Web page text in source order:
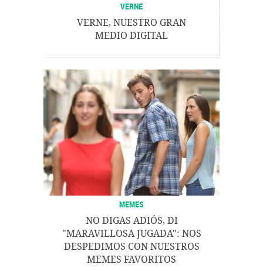
VERNE
VERNE, NUESTRO GRAN
MEDIO DIGITAL
MEMES
NO DIGAS ADIÓS, DI
"MARAVILLOSA JUGADA": NOS
DESPEDIMOS CON NUESTROS
MEMES FAVORITOS